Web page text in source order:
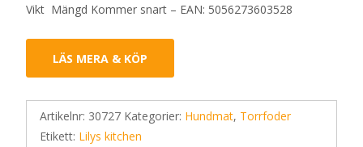
Vikt Mängd Kommer snart – EAN: 5056273603528
LÄS MERA & KÖP
Artikelnr: 30727 Kategorier: Hundmat, Torrfoder
Etikett: Lilys kitchen